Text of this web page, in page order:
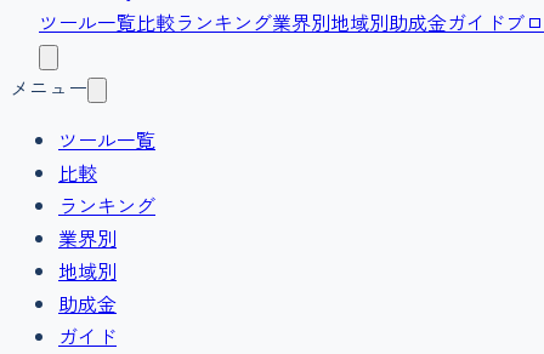
ツール一覧比較ランキング業界別地域別助成金ガイドブ
メニュー
ツール一覧
比較
ランキング
業界別
地域別
助成金
ガイド